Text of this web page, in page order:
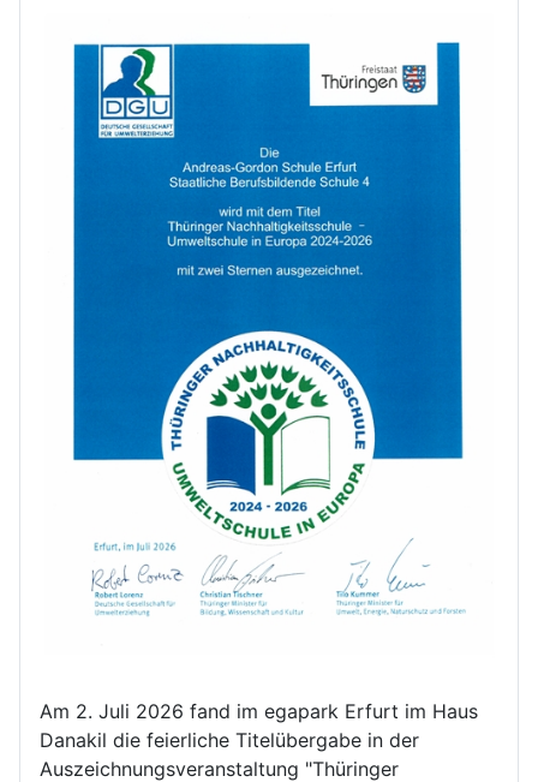
Am 2. Juli 2026 fand im egapark Erfurt im Haus
Danakil die feierliche Titelübergabe in der
Auszeichnungsveranstaltung "Thüringer